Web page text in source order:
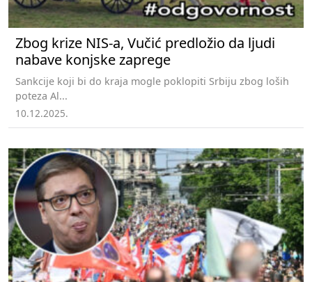
Zbog krize NIS-a, Vučić predložio da ljudi
nabave konjske zaprege
Sankcije koji bi do kraja mogle poklopiti Srbiju zbog loših
poteza Al...
10.12.2025.